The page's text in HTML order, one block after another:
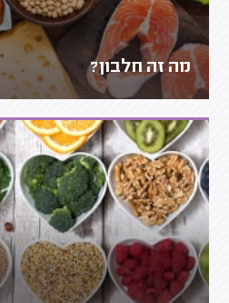
מה זה חלבון?